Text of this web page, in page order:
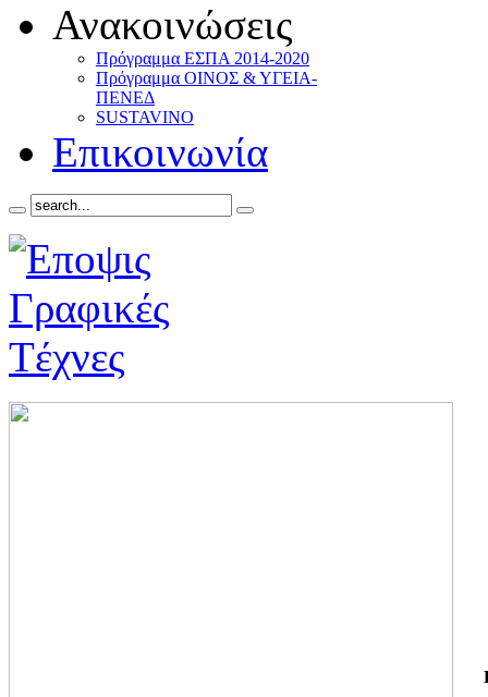
Ανακοινώσεις
Πρόγραμμα ΕΣΠΑ 2014-2020
Πρόγραμμα ΟΙΝΟΣ & ΥΓΕΙΑ-
ΠΕΝΕΔ
SUSTAVINO
Επικοινωνία